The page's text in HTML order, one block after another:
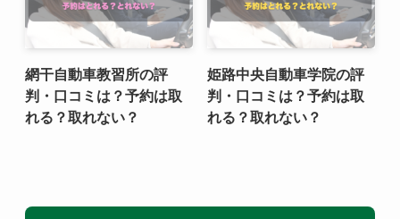
網干自動車教習所の評
判・口コミは？予約は取
れる？取れない？
姫路中央自動車学院の評
判・口コミは？予約は取
れる？取れない？